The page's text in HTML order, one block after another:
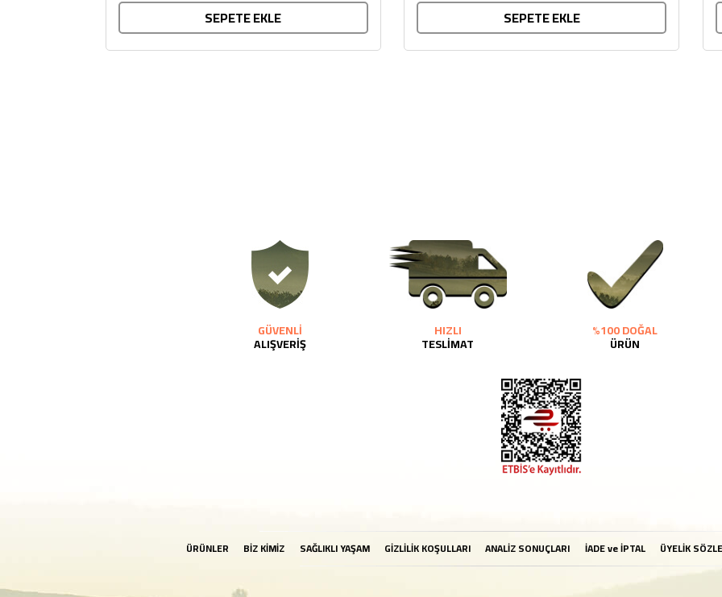
SEPETE EKLE
SEPETE EKLE
GÜVENLİ
ALIŞVERİŞ
HIZLI
TESLİMAT
%100 DOĞAL
ÜRÜN
ÜRÜNLER BİZ KİMİZ SAĞLIKLI YAŞAM GİZLİLİK KOŞULLARI ANALİZ SONUÇLARI İADE ve İPTAL ÜYELİK